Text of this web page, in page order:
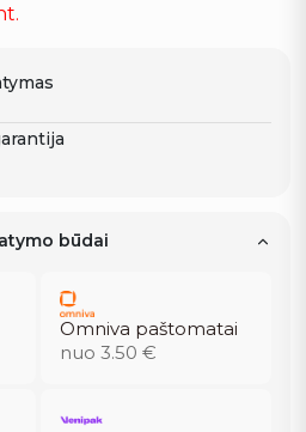
būdai
Omniva paštomatai
nuo 3.50 €